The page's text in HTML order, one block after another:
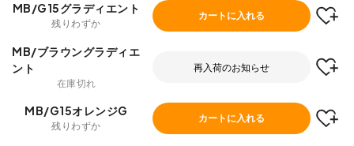
MB/G15グラディエント
残りわずか
カートに入れる
MB/ブラウングラディエ
ント
在庫切れ
再入荷のお知らせ
MB/G15オレンジG
残りわずか
カートに入れる